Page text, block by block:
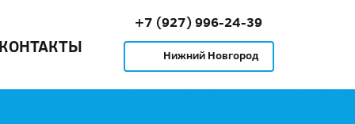
+7 (927) 996-24-39
Нижний Новгород